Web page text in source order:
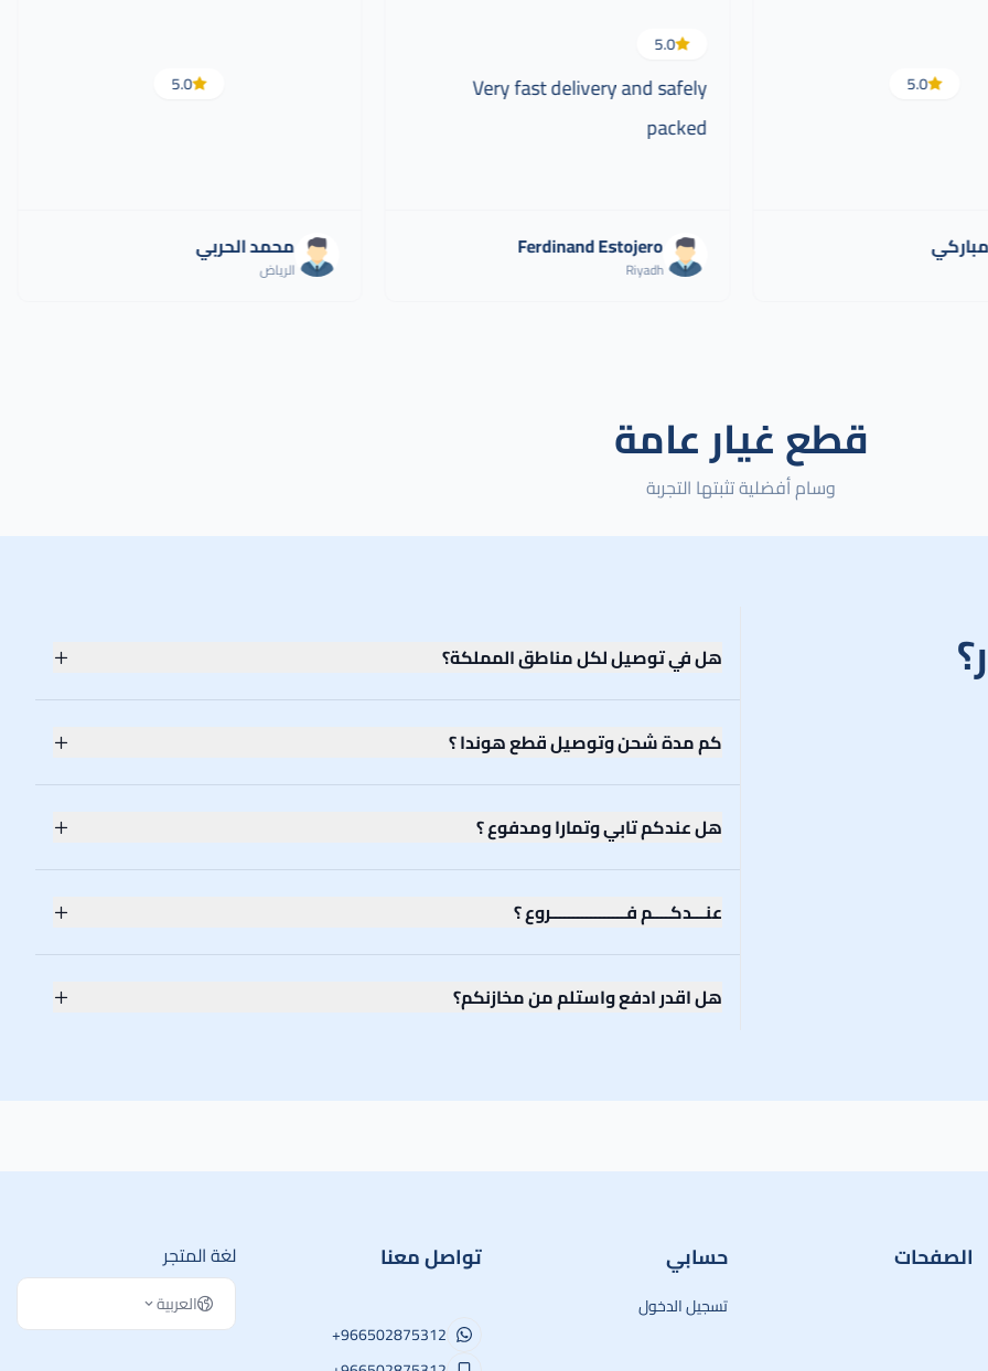
5.0
5.0
Very fast delivery and safely
packed
Ferdinand Estojero
Riyadh
5.0
محمد الحربي
الرياض
قطع غيار عامة
وسام أفضلية تثبتها التجربة
هل في توصيل لكل مناطق المملكة؟
كم مدة شحن وتوصيل قطع هوندا ؟
هل عندكم تابي وتمارا ومدفوع ؟
عنـــدكــــم فـــــــــــــــــروع ؟
هل اقدر ادفع واستلم من مخازنكم؟
الصفحات حسابي
تسجيل الدخول
تواصل معنا
+966502875312
لغة المتجر
العربية